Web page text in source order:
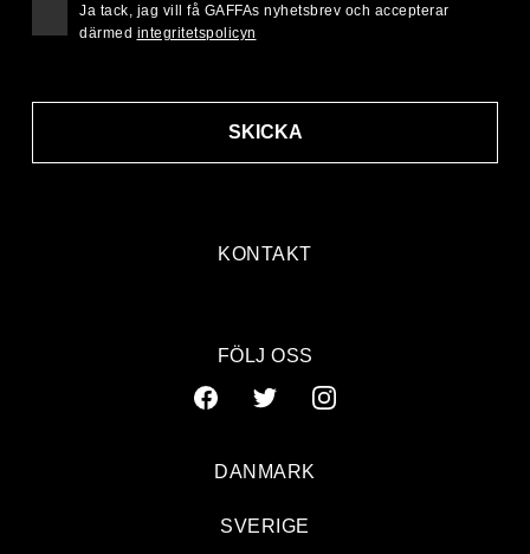
KONTAKT
SKICKA
Ja tack, jag vill få GAFFAs nyhetsbrev och accepterar
därmed integritetspolicyn
FÖLJ OSS
DANMARK
SVERIGE